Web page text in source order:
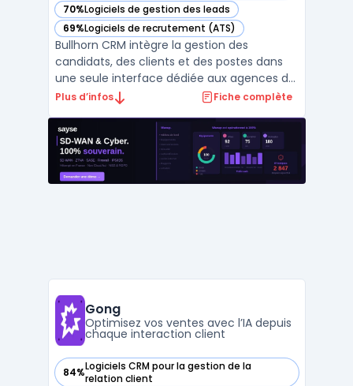
70%Logiciels de gestion des leads
— voir Bullhorn CRM dans cette catégorie
69%Logiciels de recrutement (ATS)
— voir Bullhorn CRM dans cette catégorie
Bullhorn CRM intègre la gestion des
candidats, des clients et des postes dans
une seule interface dédiée aux agences de
recrutement et d’intérim. L’outil prend en
de l’identification de profils à la mise en
poste, en associant l’applicant tracking et la
gesti ...
Plus d’infos Fiche complète
Gong
Optimisez vos ventes avec l’IA depuis
chaque interaction client
84%Logiciels CRM pour la gestion de la
relation client
— voir Gong dans cette catégorie